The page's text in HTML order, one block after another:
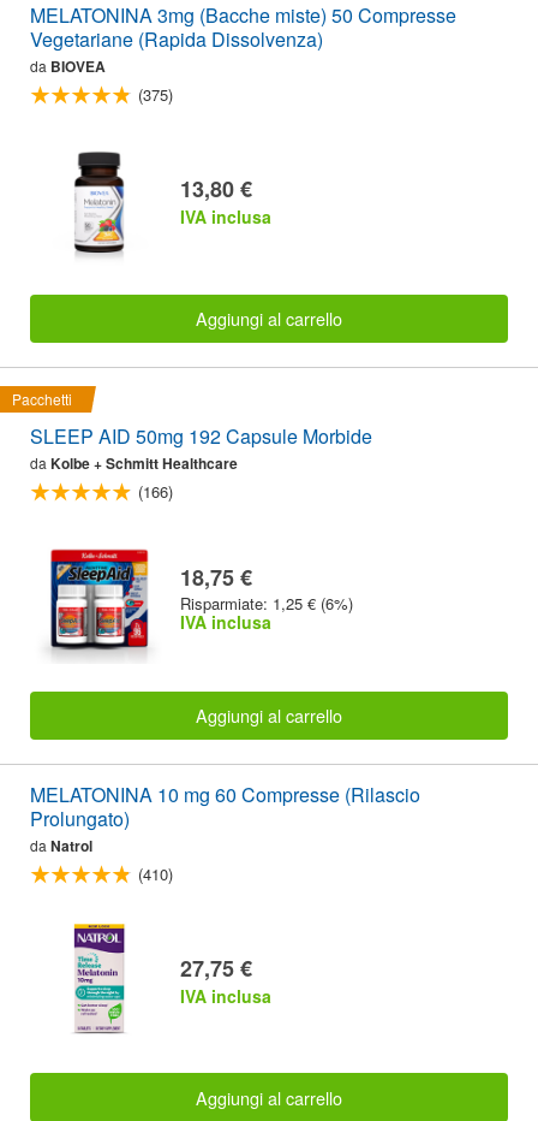
MELATONINA 3mg (Bacche miste) 50 Compresse
Vegetariane (Rapida Dissolvenza)
da BIOVEA
(375)
13,80 €
IVA inclusa
Aggiungi al carrello
Pacchetti
SLEEP AID 50mg 192 Capsule Morbide
da Kolbe + Schmitt Healthcare
(166)
18,75 €
Risparmiate: 1,25 € (6%)
IVA inclusa
Aggiungi al carrello
MELATONINA 10 mg 60 Compresse (Rilascio
Prolungato)
da Natrol
(410)
27,75 €
IVA inclusa
Aggiungi al carrello